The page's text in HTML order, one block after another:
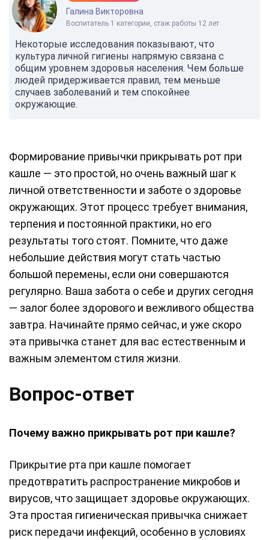
Галина Викторовна
Воспитатель 1 категории, стаж работы 12 лет
Некоторые исследования показывают, что
культура личной гигиены напрямую связана с
общим уровнем здоровья населения. Чем больше
людей придерживается правил, тем меньше
случаев заболеваний и тем спокойнее
окружающие.
Формирование привычки прикрывать рот при
кашле — это простой, но очень важный шаг к
личной ответственности и заботе о здоровье
окружающих. Этот процесс требует внимания,
терпения и постоянной практики, но его
результаты того стоят. Помните, что даже
небольшие действия могут стать частью
большой перемены, если они совершаются
регулярно. Ваша забота о себе и других сегодня
— залог более здорового и вежливого общества
завтра. Начинайте прямо сейчас, и уже скоро
эта привычка станет для вас естественным и
важным элементом стиля жизни.
Вопрос-ответ
Почему важно прикрывать рот при кашле?
Прикрытие рта при кашле помогает
предотвратить распространение микробов и
вирусов, что защищает здоровье окружающих.
Эта простая гигиеническая привычка снижает
риск передачи инфекций, особенно в условиях